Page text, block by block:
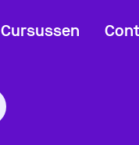
Cursussen